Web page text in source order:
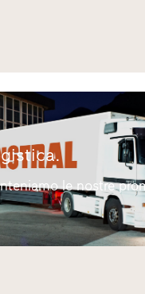
le nostre